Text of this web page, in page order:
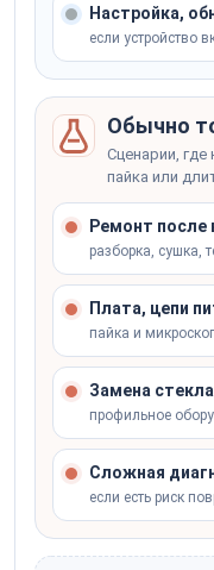
Настройка,
если устройство
Обычно
Сценарии, где
пайка или
Ремонт после
разборка, сушка,
Плата, цепи
пайка и
Замена
профильное
Сложная
если есть риск